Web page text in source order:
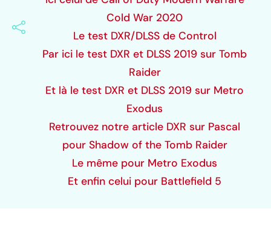
Cold War 2020
Le test DXR/DLSS de Control
Par ici le test DXR et DLSS 2019 sur Tomb
Raider
Et là le test DXR et DLSS 2019 sur Metro
Exodus
Retrouvez notre article DXR sur Pascal
pour Shadow of the Tomb Raider
Le même pour Metro Exodus
Et enfin celui pour Battlefield 5